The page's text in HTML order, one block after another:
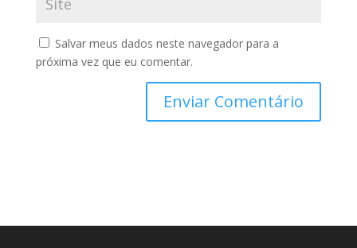
Salvar meus dados neste navegador para a
próxima vez que eu comentar.